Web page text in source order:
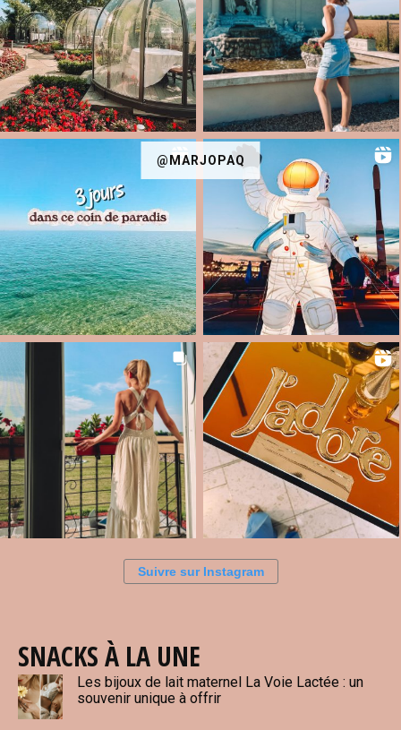
@MARJOPAQ
Suivre sur Instagram
SNACKS À LA UNE
Les bijoux de lait maternel La Voie Lactée : un
souvenir unique à offrir